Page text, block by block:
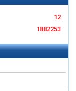
12
1882253